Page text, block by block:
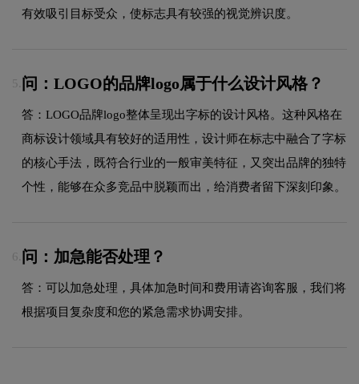
有效吸引目标受众，使标志具有较强的视觉辨识度。
5. 问：LOGO的品牌logo属于什么设计风格？
答：LOGO品牌logo整体呈现出字标的设计风格。这种风格在
商标设计领域具有较好的适用性，设计师在标志中融合了字标
的核心手法，既符合行业的一般审美特征，又突出品牌的独特
个性，能够在众多竞品中脱颖而出，给消费者留下深刻印象。
6. 问：加急能否处理？
答：可以加急处理，具体加急时间和费用请咨询客服，我们将
根据项目复杂度和您的紧急需求协调安排。